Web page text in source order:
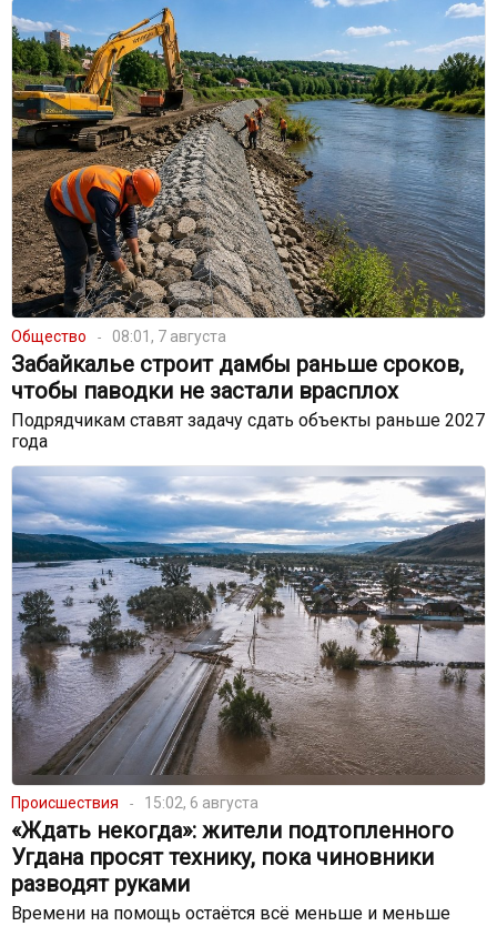
Общество 08:01, 7 августа
Забайкалье строит дамбы раньше сроков,
чтобы паводки не застали врасплох
Подрядчикам ставят задачу сдать объекты раньше 2027
года
Происшествия 15:02, 6 августа
«Ждать некогда»: жители подтопленного
Угдана просят технику, пока чиновники
разводят руками
Времени на помощь остаётся всё меньше и меньше